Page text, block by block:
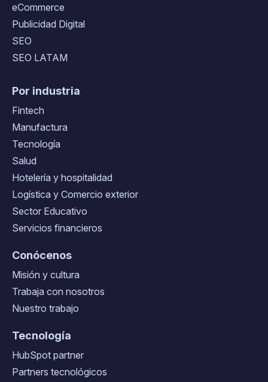
eCommerce
Publicidad Digital
SEO
SEO LATAM
Por industria
Fintech
Manufactura
Tecnología
Salud
Hotelería y hospitalidad
Logística y Comercio exterior
Sector Educativo
Servicios financieros
Conócenos
Misión y cultura
Trabaja con nosotros
Nuestro trabajo
Tecnología
HubSpot partner
Partners tecnológicos